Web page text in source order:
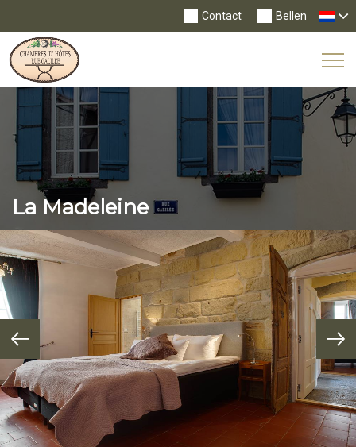
Bellen
Contact
La Madeleine
La Madeline room